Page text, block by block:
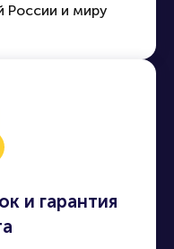
России и миру
и гарантия